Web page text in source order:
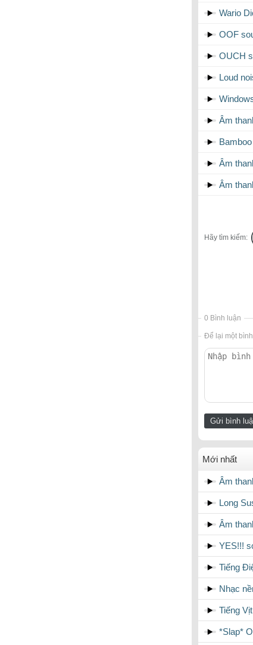
Wario
OOF
OUCH
Loud
Âm
Âm
Âm
Hãy tìm kiếm:
0 Bình luận
Để lại một
Mới nhất
Âm
Long
Âm
YES!!!
Tiếng
Nhạc
Tiếng
*Slap*